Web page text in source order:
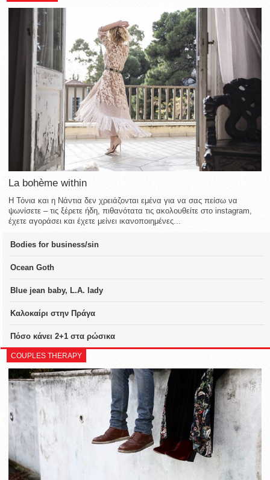
La bohème within
Η Τόνια και η Νάντια δεν χρειάζονται εμένα για να σας πείσω να
ψωνίσετε – τις ξέρετε ήδη, πιθανότατα τις ακολουθείτε στο instagram,
έχετε αγοράσει και έχετε μείνει ικανοποιημένες...
Bodies for business/sin
Ocean Goth
Blue jean baby, L.A. lady
Καλοκαίρι στην Πράγα
Πόσο κάνει 2+1 στα ρώσικα
COUPLES THERAPY